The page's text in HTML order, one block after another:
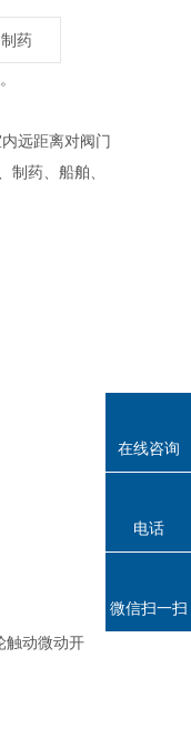
药
远距离对阀门
制药、船舶、
触动微动开
在线咨询
电话
微信扫一扫